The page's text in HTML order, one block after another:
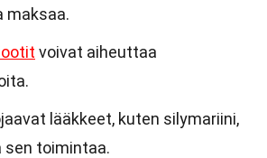
maksaa.
voivat aiheuttaa
lääkkeet, kuten silymariini,
sen toimintaa.